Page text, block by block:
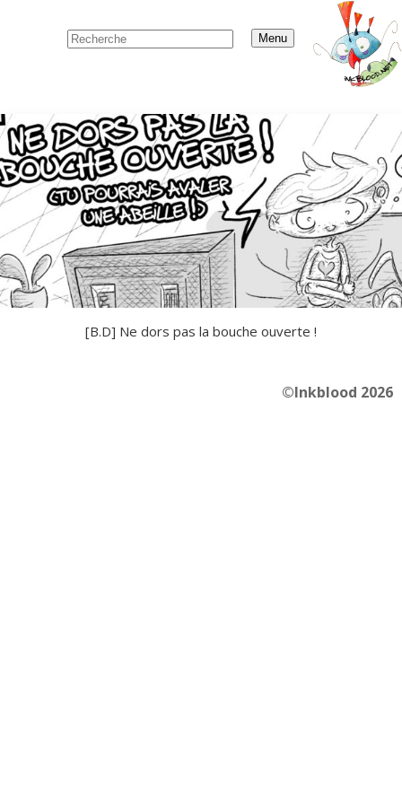
Menu
[B.D] Ne dors pas la bouche ouverte !
©Inkblood 2026